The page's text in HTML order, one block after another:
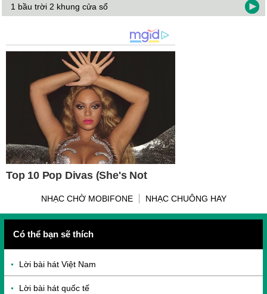
1 bầu trời 2 khung cửa sổ
NHẠC CHỜ MOBIFONE NHẠC CHUÔNG HAY
Có thể bạn sẽ thích
Lời bài hát Việt Nam
Lời bài hát quốc tế